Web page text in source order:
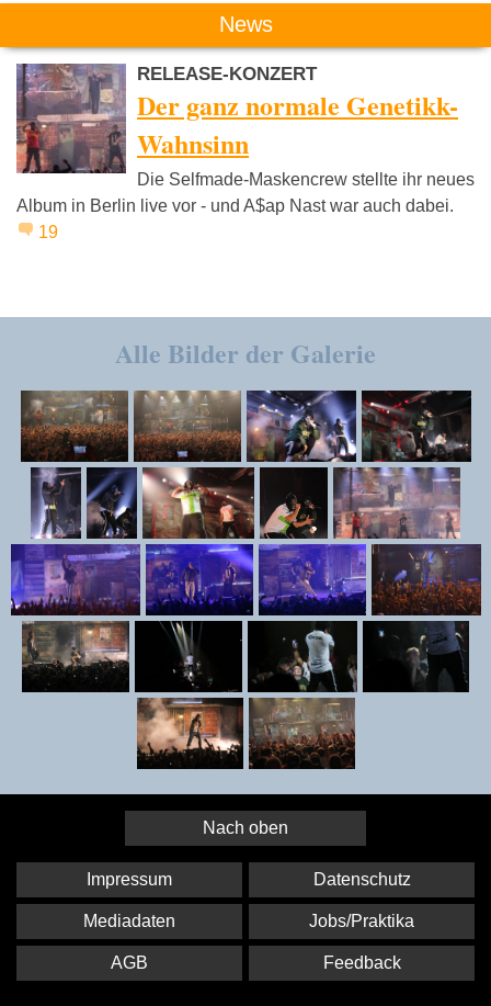
News
RELEASE-KONZERT
Der ganz normale Genetikk-
Wahnsinn
Die Selfmade-Maskencrew stellte ihr neues
Album in Berlin live vor - und A$ap Nast war auch dabei.
19
Alle Bilder der Galerie
Nach oben
Impressum Datenschutz
Mediadaten Jobs/Praktika
AGB Feedback